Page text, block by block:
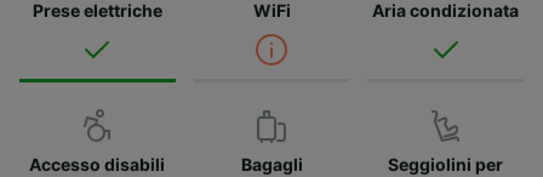
Prese elettriche WiFi Aria condizionata
Accesso disabili Bagagli
Seggiolini per